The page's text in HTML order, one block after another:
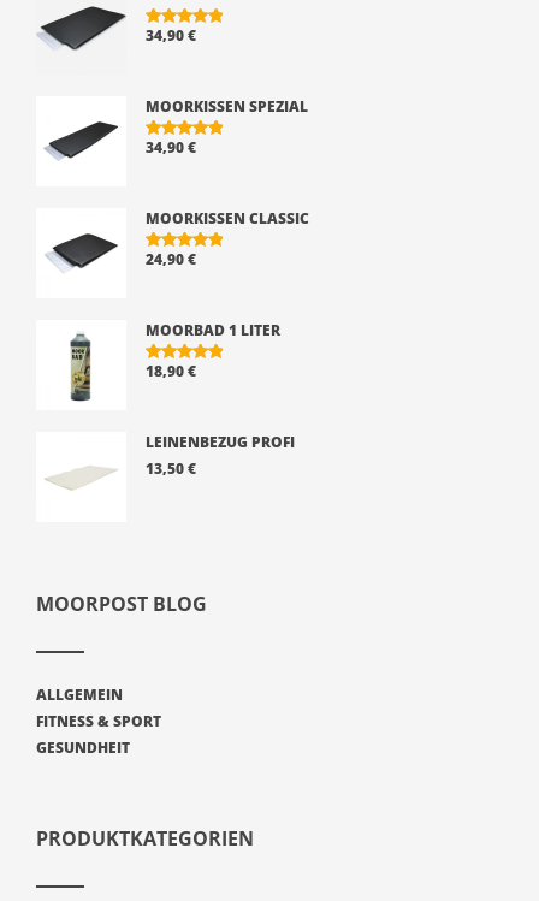
BEWERTE
34,90€
MOORKISSEN SPEZIAL
BEWERTE
34,90€
MOORKISSEN CLASSIC
BEWERTE
24,90€
MOORBAD 1 LITER
BEWERTE
18,90€
LEINENBEZUG PROFI
13,50€
MOORPOST BLOG
ALLGEMEIN
FITNESS & SPORT
GESUNDHEIT
PRODUKTKATEGORIEN